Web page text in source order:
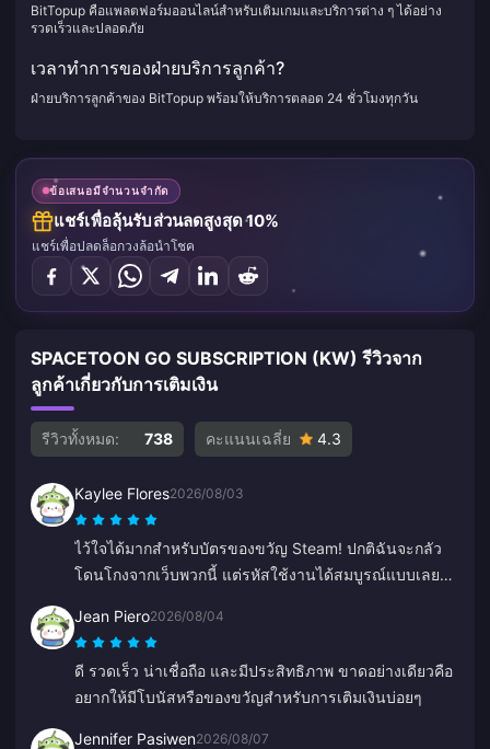
BitTopup คือแพลตฟอร์มออนไลน์สำหรับเติมเกมและบริการต่าง ๆ ได้อย่าง
รวดเร็วและปลอดภัย
เวลาทำการของฝ่ายบริการลูกค้า?
ฝ่ายบริการลูกค้าของ BitTopup พร้อมให้บริการตลอด 24 ชั่วโมงทุกวัน
ข้อเสนอมีจำนวนจำกัด
แชร์เพื่อลุ้นรับส่วนลดสูงสุด 10%
แชร์เพื่อปลดล็อกวงล้อนำโชค
SPACETOON GO SUBSCRIPTION (KW) รีวิวจาก
ลูกค้าเกี่ยวกับการเติมเงิน
รีวิวทั้งหมด: 738 คะแนนเฉลี่ย 4.3
Kaylee Flores2026/08/03
ไว้ใจได้มากสำหรับบัตรของขวัญ Steam! ปกติฉันจะกลัว
โดนโกงจากเว็บพวกนี้ แต่รหัสใช้งานได้สมบูรณ์แบบเลย
Jean Piero2026/08/04
ดี รวดเร็ว น่าเชื่อถือ และมีประสิทธิภาพ ขาดอย่างเดียวคือ
อยากให้มีโบนัสหรือของขวัญสำหรับการเติมเงินบ่อยๆ
Jennifer Pasiwen2026/08/07